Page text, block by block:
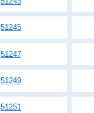
51245
51247
51249
51251